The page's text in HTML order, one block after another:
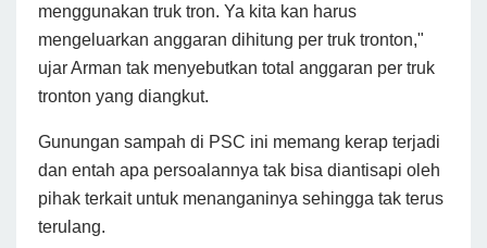
menggunakan truk tron. Ya kita kan harus
mengeluarkan anggaran dihitung per truk tronton,"
ujar Arman tak menyebutkan total anggaran per truk
tronton yang diangkut.
Gunungan sampah di PSC ini memang kerap terjadi
dan entah apa persoalannya tak bisa diantisapi oleh
pihak terkait untuk menanganinya sehingga tak terus
terulang.